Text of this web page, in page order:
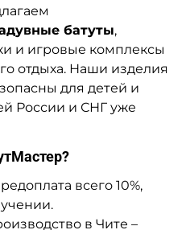
батуты,
и игровые комплексы
отдыха. Наши изделия
для детей и
России и СНГ уже
всего 10%,
в Чите –